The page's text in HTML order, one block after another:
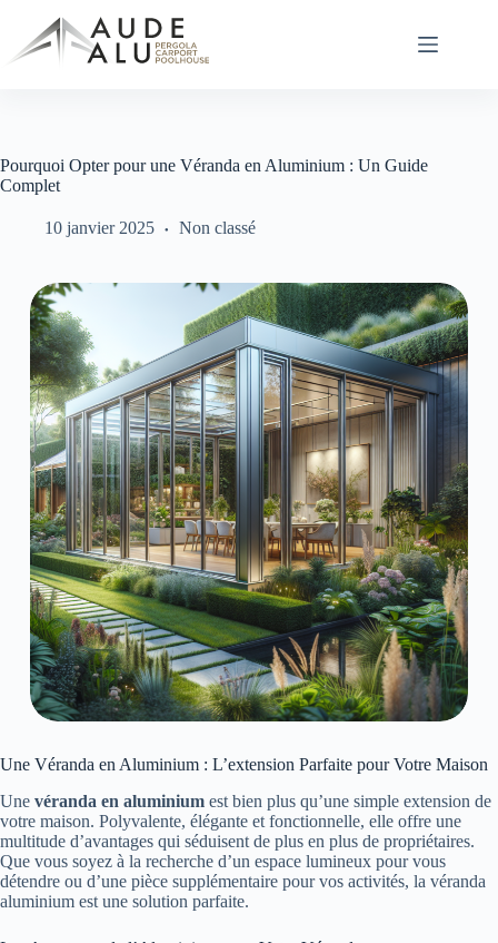
contenu
Pourquoi Opter pour une Véranda en Aluminium : Un Guide
Complet
10 janvier 2025 Non classé
Une Véranda en Aluminium : L’extension Parfaite pour Votre Maison
Une véranda en aluminium est bien plus qu’une simple extension de
votre maison. Polyvalente, élégante et fonctionnelle, elle offre une
multitude d’avantages qui séduisent de plus en plus de propriétaires.
Que vous soyez à la recherche d’un espace lumineux pour vous
détendre ou d’une pièce supplémentaire pour vos activités, la véranda
aluminium est une solution parfaite.